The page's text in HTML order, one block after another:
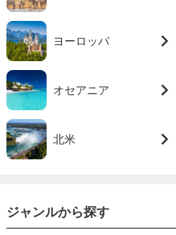
ヨーロッパ
オセアニア
北米
ジャンルから探す